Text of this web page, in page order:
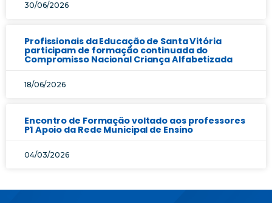
30/06/2026
Profissionais da Educação de Santa Vitória
participam de formação continuada do
Compromisso Nacional Criança Alfabetizada
18/06/2026
Encontro de Formação voltado aos professores
P1 Apoio da Rede Municipal de Ensino
04/03/2026